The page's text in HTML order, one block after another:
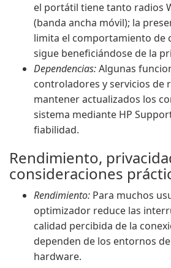
el portátil tiene tanto radios
(banda ancha móvil); la
limita el comportamiento de
sigue beneficiándose de la
Dependencias:Algunas
controladores y servicios de
mantener actualizados los
sistema mediante HP
fiabilidad.
Rendimiento,
consideraciones
Rendimiento: Para muchos
optimizador reduce las
calidad percibida de la
dependen de los entornos
hardware.